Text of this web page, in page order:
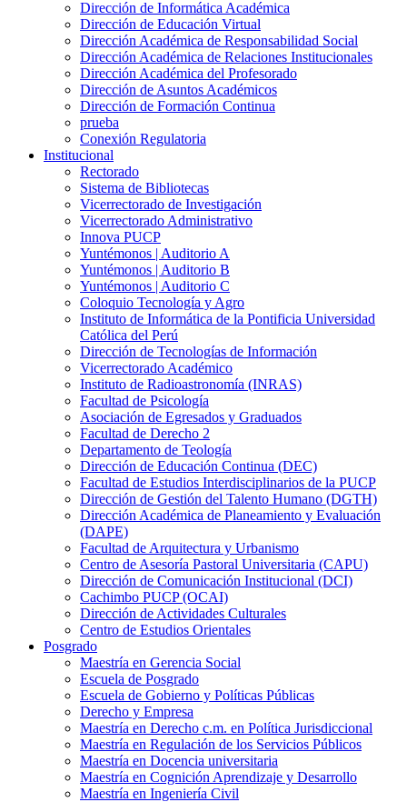
Dirección de Informática Académica
Dirección de Educación Virtual
Dirección Académica de Responsabilidad Social
Dirección Académica de Relaciones Institucionales
Dirección Académica del Profesorado
Dirección de Asuntos Académicos
Dirección de Formación Continua
prueba
Conexión Regulatoria
Institucional
Rectorado
Sistema de Bibliotecas
Vicerrectorado de Investigación
Vicerrectorado Administrativo
Innova PUCP
Yuntémonos | Auditorio A
Yuntémonos | Auditorio B
Yuntémonos | Auditorio C
Coloquio Tecnología y Agro
Instituto de Informática de la Pontificia Universidad
Católica del Perú
Dirección de Tecnologías de Información
Vicerrectorado Académico
Instituto de Radioastronomía (INRAS)
Facultad de Psicología
Asociación de Egresados y Graduados
Facultad de Derecho 2
Departamento de Teología
Dirección de Educación Continua (DEC)
Facultad de Estudios Interdisciplinarios de la PUCP
Dirección de Gestión del Talento Humano (DGTH)
Dirección Académica de Planeamiento y Evaluación
(DAPE)
Facultad de Arquitectura y Urbanismo
Centro de Asesoría Pastoral Universitaria (CAPU)
Dirección de Comunicación Institucional (DCI)
Cachimbo PUCP (OCAI)
Dirección de Actividades Culturales
Centro de Estudios Orientales
Posgrado
Maestría en Gerencia Social
Escuela de Posgrado
Escuela de Gobierno y Políticas Públicas
Derecho y Empresa
Maestría en Derecho c.m. en Política Jurisdiccional
Maestría en Regulación de los Servicios Públicos
Maestría en Docencia universitaria
Maestría en Cognición Aprendizaje y Desarrollo
Maestría en Ingeniería Civil